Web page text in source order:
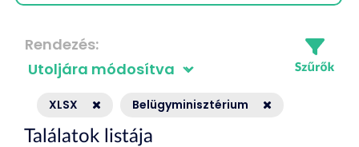
Rendezés
XLSX Belügyminisztérium
Találatok listája